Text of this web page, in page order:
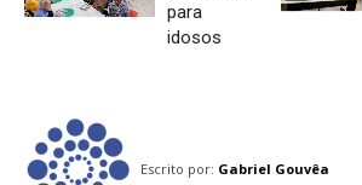
para
idosos
Escrito por: Gabriel Gouvêa